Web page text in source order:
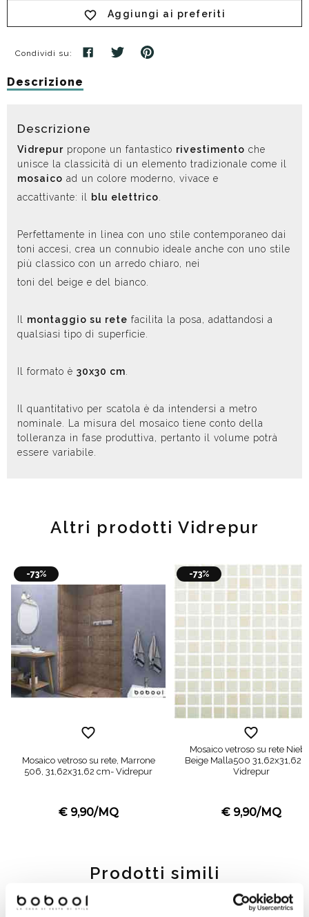
Aggiungi ai preferiti
Condividi su:
Descrizione
Descrizione
Vidrepur propone un fantastico rivestimento che
unisce la classicità di un elemento tradizionale come il
mosaico ad un colore moderno, vivace e
accattivante: il blu elettrico
Perfettamente in linea con uno stile contemporaneo dai
toni accesi, crea un connubio ideale anche con uno stile
più classico con un arredo chiaro, nei
toni del beige e del bianco.
Il montaggio su rete facilita la posa, adattandosi a
qualsiasi tipo di superficie.
Il formato è 30x30 cm
Il quantitativo per scatola è da intendersi a metro
nominale. La misura del mosaico tiene conto della
tolleranza in fase produttiva, pertanto il volume potrà
essere variabile.
Altri prodotti Vidrepur
-73%
Mosaico vetroso su rete, Marrone
506, 31,62x31,62 cm- Vidrepur
€ 9,90/MQ
-73%
Mosaico vetroso su rete
Beige Malla500 31,62x31,62
Vidrepur
€ 9,90/MQ
Prodotti simili